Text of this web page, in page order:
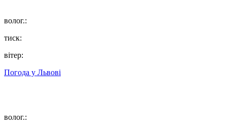
волог.:
тиск:
вітер:
Погода у Львові
волог.: